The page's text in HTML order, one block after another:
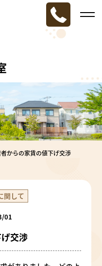
者からの家賃の値下げ交渉
関して
01
交渉